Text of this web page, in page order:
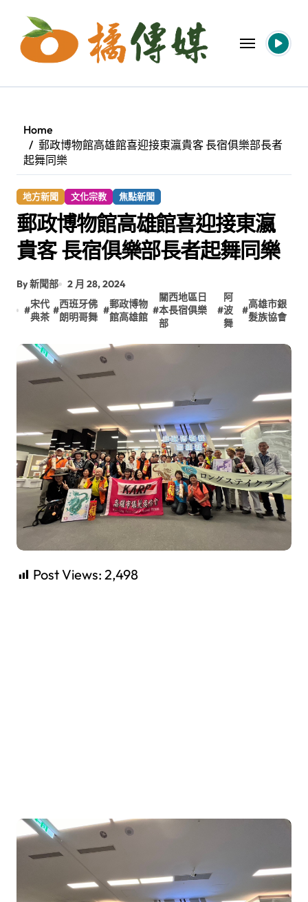
content
Home
郵政博物館高雄館喜迎接東瀛貴客 長宿俱樂部長者
起舞同樂
地方新聞 文化宗教 焦點新聞
郵政博物館高雄館喜迎接東瀛
貴客 長宿俱樂部長者起舞同樂
By 新聞部 2 月 28, 2024
#
宋代
典茶
#
西班牙佛
朗明哥舞
#
郵政博物
館高雄館
#
關西地區日
本長宿俱樂
部
#
阿
波
舞
#
高雄市銀
髮族協會
Post Views: 2,498